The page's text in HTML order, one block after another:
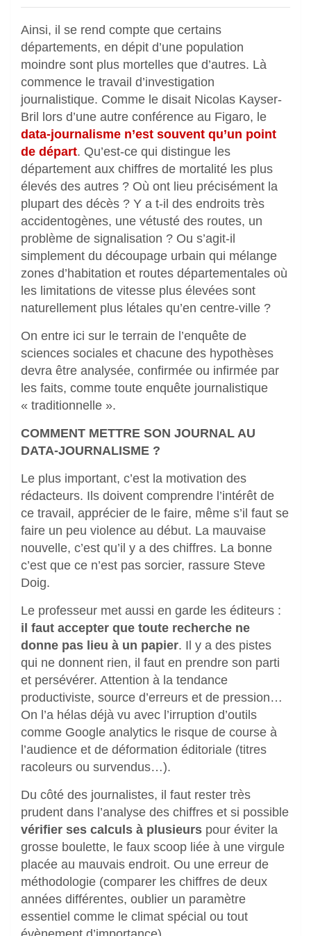
Ainsi, il se rend compte que certains
départements, en dépit d’une population
moindre sont plus mortelles que d’autres. Là
commence le travail d’investigation
journalistique. Comme le disait Nicolas Kayser-
Bril lors d’une autre conférence au Figaro, le
data-journalisme n’est souvent qu’un point
de départ. Qu’est-ce qui distingue les
département aux chiffres de mortalité les plus
élevés des autres ? Où ont lieu précisément la
plupart des décès ? Y a t-il des endroits très
accidentogènes, une vétusté des routes, un
problème de signalisation ? Ou s’agit-il
simplement du découpage urbain qui mélange
zones d’habitation et routes départementales où
les limitations de vitesse plus élevées sont
naturellement plus létales qu’en centre-ville ?
On entre ici sur le terrain de l’enquête de
sciences sociales et chacune des hypothèses
devra être analysée, confirmée ou infirmée par
les faits, comme toute enquête journalistique
« traditionnelle ».
COMMENT METTRE SON JOURNAL AU
DATA-JOURNALISME ?
Le plus important, c’est la motivation des
rédacteurs. Ils doivent comprendre l’intérêt de
ce travail, apprécier de le faire, même s’il faut se
faire un peu violence au début. La mauvaise
nouvelle, c’est qu’il y a des chiffres. La bonne
c’est que ce n’est pas sorcier, rassure Steve
Doig.
Le professeur met aussi en garde les éditeurs :
il faut accepter que toute recherche ne
donne pas lieu à un papier. Il y a des pistes
qui ne donnent rien, il faut en prendre son parti
et persévérer. Attention à la tendance
productiviste, source d’erreurs et de pression…
On l’a hélas déjà vu avec l’irruption d’outils
comme Google analytics le risque de course à
l’audience et de déformation éditoriale (titres
racoleurs ou survendus…).
Du côté des journalistes, il faut rester très
prudent dans l’analyse des chiffres et si possible
vérifier ses calculs à plusieurs pour éviter la
grosse boulette, le faux scoop liée à une virgule
placée au mauvais endroit. Ou une erreur de
méthodologie (comparer les chiffres de deux
années différentes, oublier un paramètre
essentiel comme le climat spécial ou tout